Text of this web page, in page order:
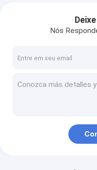
Carro Chery
Carro elétrico Lixiang
Veículo Mercedes
Nós